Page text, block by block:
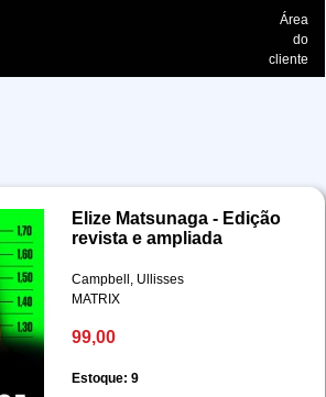
Área
do
cliente
Elize Matsunaga - Edição
revista e ampliada
Campbell, Ullisses
MATRIX
99,00
Estoque: 9